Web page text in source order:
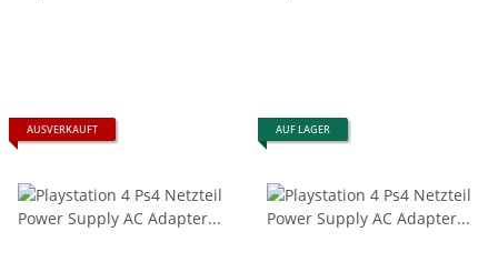
AUSVERKAUFT AUF LAGER